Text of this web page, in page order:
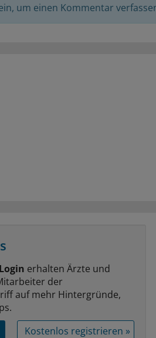
um einen Kommentar
erhalten Ärzte und
der
auf mehr Hintergründe,
Kostenlos registrieren »